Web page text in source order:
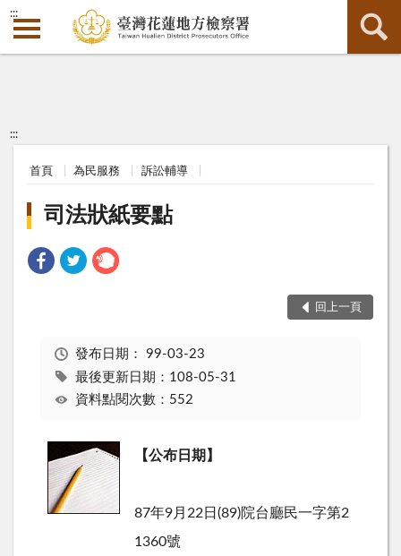
:::
:::
首頁 為民服務 訴訟輔導
司法狀紙要點
回上一頁
發布日期： 99-03-23
最後更新日期：108-05-31
資料點閱次數：552
【公布日期】
87年9月22日(89)院台廳民一字第2
1360號